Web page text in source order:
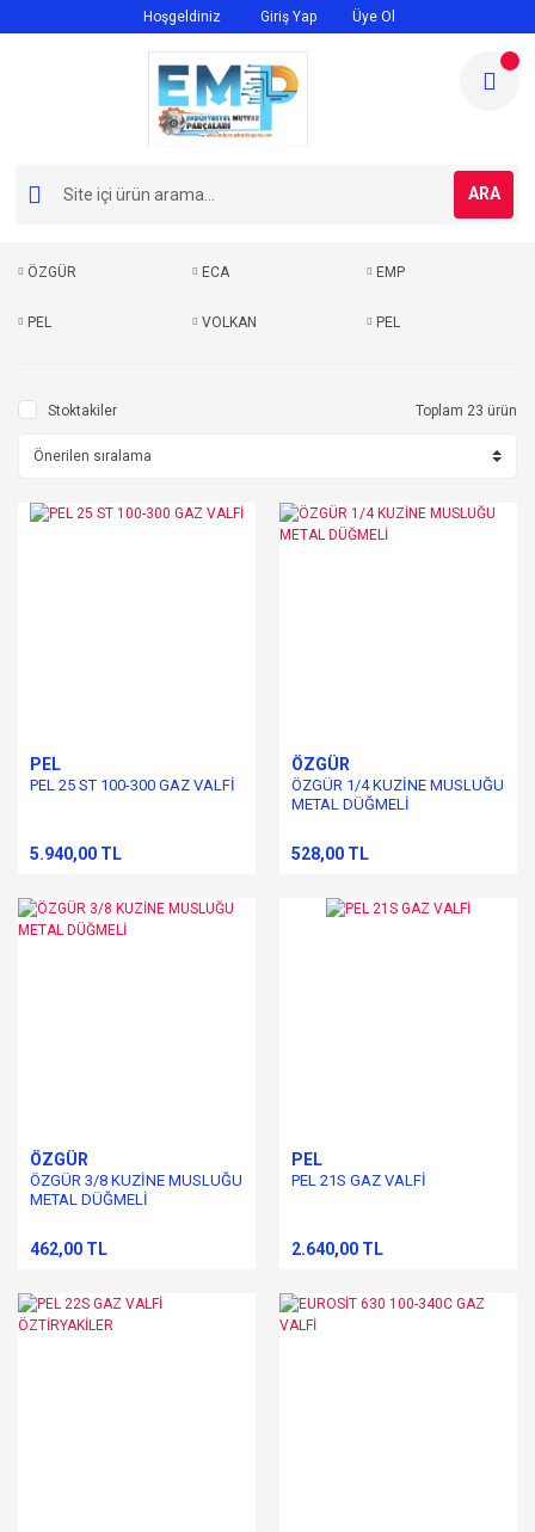
Hoşgeldiniz Giriş Yap Üye Ol
ARA
ÖZGÜR ECA EMP
PEL VOLKAN PEL
Stoktakiler Toplam 23 ürün
PEL
PEL 25 ST 100-300 GAZ VALFİ
5.940,00 TL
ÖZGÜR
ÖZGÜR 1/4 KUZİNE MUSLUĞU
METAL DÜĞMELİ
528,00 TL
ÖZGÜR
ÖZGÜR 3/8 KUZİNE MUSLUĞU
METAL DÜĞMELİ
462,00 TL
PEL
PEL 21S GAZ VALFİ
2.640,00 TL